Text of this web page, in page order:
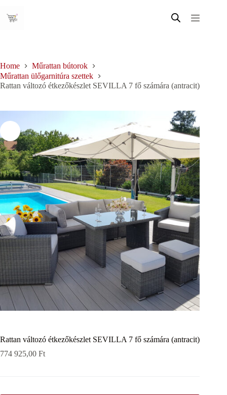
content
Home
Műrattan bútorok
Műrattan ülőgarnitúra szettek
Rattan változó étkezőkészlet SEVILLA 7 fő számára (antracit)
Rattan változó étkezőkészlet SEVILLA 7 fő számára (antracit)
774 925,00 Ft